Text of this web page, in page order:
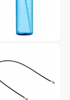
یاسی